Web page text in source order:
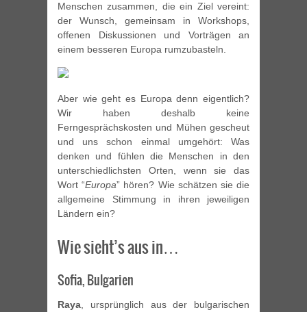
Menschen zusammen, die ein Ziel vereint:
der Wunsch, gemeinsam in Workshops,
offenen Diskussionen und Vorträgen an
einem besseren Europa rumzubasteln.
Aber wie geht es Europa denn eigentlich?
Wir haben deshalb keine
Ferngesprächskosten und Mühen gescheut
und uns schon einmal umgehört: Was
denken und fühlen die Menschen in den
unterschiedlichsten Orten, wenn sie das
Wort “Europa” hören? Wie schätzen sie die
allgemeine Stimmung in ihren jeweiligen
Ländern ein?
Wie sieht’s aus in…
Sofia, Bulgarien
Raya, ursprünglich aus der bulgarischen